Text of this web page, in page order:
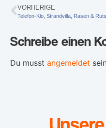
VORHERIGE
Telefon-Klo, Strandvilla, Rasen &
Schreibe einen
Du musst angemeldet